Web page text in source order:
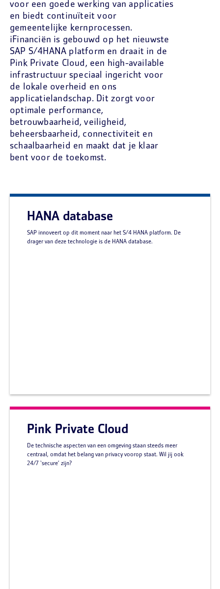
voor een goede werking van applicaties
en biedt continuïteit voor
gemeentelijke kernprocessen.
iFinanciën is gebouwd op het nieuwste
SAP S/4HANA platform en draait in de
Pink Private Cloud, een high-available
infrastructuur speciaal ingericht voor
de lokale overheid en ons
applicatielandschap. Dit zorgt voor
optimale performance,
betrouwbaarheid, veiligheid,
beheersbaarheid, connectiviteit en
schaalbaarheid en maakt dat je klaar
bent voor de toekomst.
HANA database
SAP innoveert op dit moment naar het S/4 HANA platform. De
drager van deze technologie is de HANA database.
Pink Private Cloud
De technische aspecten van een omgeving staan steeds meer
centraal, omdat het belang van privacy voorop staat. Wil jij ook
24/7 ‘secure’ zijn?